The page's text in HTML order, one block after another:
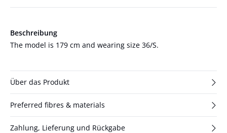
Beschreibung
The model is 179 cm and wearing size 36/S.
Über das Produkt
Preferred fibres & materials
Zahlung, Lieferung und Rückgabe